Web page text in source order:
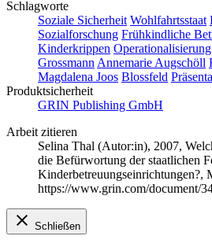
Schlagworte
Soziale Sicherheit Wohlfahrtsstaat
Sozialforschung Frühkindliche
Kinderkrippen Operationalisierung
Grossmann Annemarie Augschöll
Magdalena Joos Blossfeld
Produktsicherheit
GRIN Publishing GmbH
Arbeit zitieren
Selina Thal (Autor:in), 2007,
die Befürwortung der staatlichen
Kinderbetreuungseinrichtungen?,
https://www.grin.com/document/
Schließen